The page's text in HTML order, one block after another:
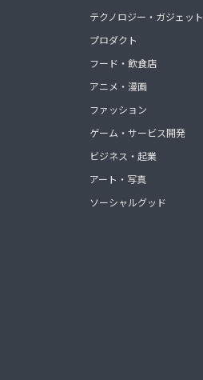
テクノロジー・ガジェット
プロダクト
フード・飲食店
アニメ・漫画
ファッション
ゲーム・サービス開発
ビジネス・起業
アート・写真
ソーシャルグッド